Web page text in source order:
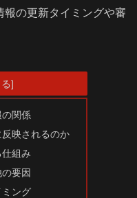
報の更新タイミングや審
の関係
映されるのか
組み
要因
ング